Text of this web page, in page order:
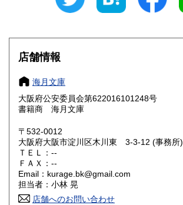
250円 長野県
岐阜県 250円 静岡県
愛知県
滋賀県
大阪府
奈良県 250円 和歌山県
鳥取県
岡山県
店舗情報
海月文庫
大阪府公安委員会第622016101248号
書籍商 海月文庫
〒532-0012
大阪府大阪市淀川区木川東 3-3-12 (事務所)
ＴＥＬ：--
ＦＡＸ：--
Email：kurage.bk@gmail.com
担当者：小林 晃
店舗へのお問い合わせ